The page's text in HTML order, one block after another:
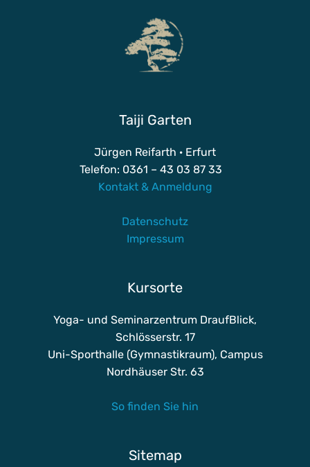
Taiji Garten
Jürgen Reifarth · Erfurt
Telefon: 0361 – 43 03 87 33
Kontakt & Anmeldung
Datenschutz
Impressum
Kursorte
Yoga- und Seminarzentrum DraufBlick,
Schlösserstr. 17
Uni-Sporthalle (Gymnastikraum), Campus
Nordhäuser Str. 63
So finden Sie hin
Sitemap